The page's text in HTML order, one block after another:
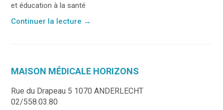
et éducation à la santé
Continuer la lecture →
MAISON MÉDICALE HORIZONS
Rue du Drapeau 5 1070 ANDERLECHT
02/558.03.80